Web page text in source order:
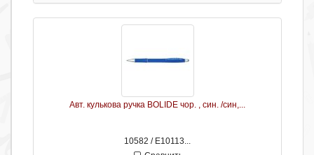
Авт. кулькова ручка BOLIDE чор. , син. /син,...
10582 / Е10113...